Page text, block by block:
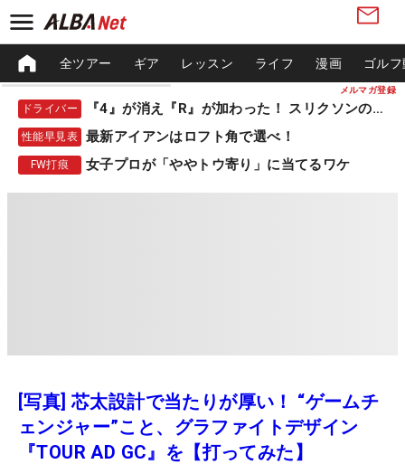
メルマガ登録
全ツアー ギア レッスン ライフ 漫画 ゴル
ドライバー 『4』が消え『R』が加わった！ スリクソンの新作
性能早見表 最新アイアンはロフト角で選べ！
FW打痕 女子プロが「ややトウ寄り」に当てるワケ
[写真] 芯太設計で当たりが厚い！ “ゲームチ
ェンジャー”こと、グラファイトデザイン
『TOUR AD GC』を【打ってみた】